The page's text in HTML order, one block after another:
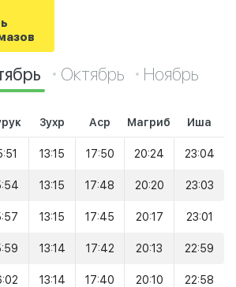
Октябрь Ноябрь
Зухр Аср Магриб Иша
13:15 17:50 20:24 23:04
13:15 17:48 20:20 23:03
13:15 17:45 20:17 23:01
13:14 17:42 20:13 22:59
13:14 17:40 20:10 22:58